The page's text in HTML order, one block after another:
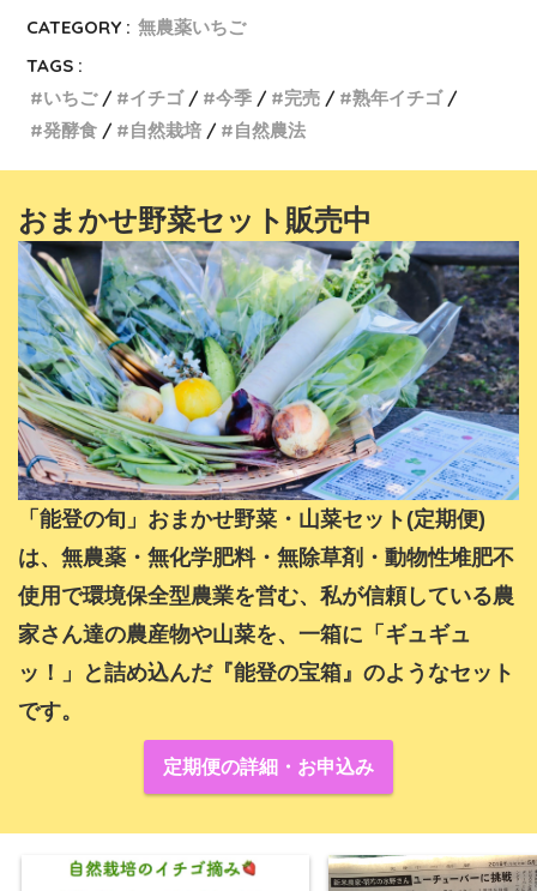
CATEGORY : 無農薬いちご
TAGS :
いちご
イチゴ 今季 完売
熟年イチゴ
発酵食
自然栽培 自然農法
おまかせ野菜セット販売中
「能登の旬」おまかせ野菜・山菜セット(定期便)
は、無農薬・無化学肥料・無除草剤・動物性堆肥不
使用で環境保全型農業を営む、私が信頼している農
家さん達の農産物や山菜を、一箱に「ギュギュ
ッ！」と詰め込んだ『能登の宝箱』のようなセット
です。
定期便の詳細・お申込み